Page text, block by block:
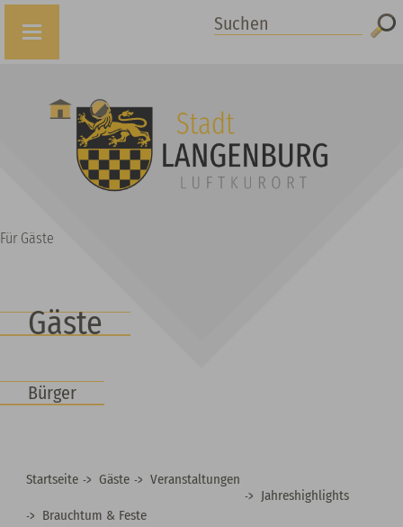
Gäste
Bürger
Suchen
Für Gäste
Startseite Gäste
Veranstaltungen
Jahreshighlights
Brauchtum & Feste